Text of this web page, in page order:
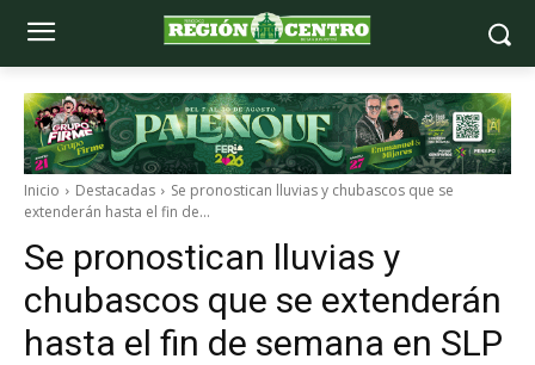
Inicio Destacadas
Se pronostican lluvias y chubascos que se
extenderán hasta el fin de...
Se pronostican lluvias y
chubascos que se extenderán
hasta el fin de semana en SLP